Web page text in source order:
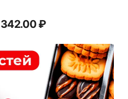
342.00₽